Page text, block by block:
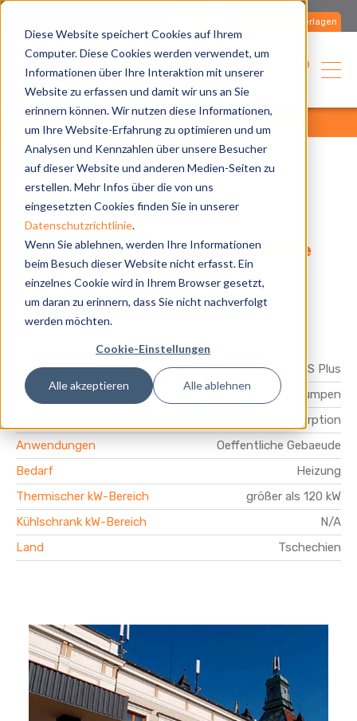
Diese Website speichert Cookies auf Ihrem
Computer. Diese Cookies werden verwendet, um
Informationen über Ihre Interaktion mit unserer
Website zu erfassen und damit wir uns an Sie
erinnern können. Wir nutzen diese Informationen,
um Ihre Website-Erfahrung zu optimieren und um
Analysen und Kennzahlen über unsere Besucher
auf dieser Website und anderen Medien-Seiten zu
erstellen. Mehr Infos über die von uns
eingesetzten Cookies finden Sie in unserer
Datenschutzrichtlinie.
Wenn Sie ablehnen, werden Ihre Informationen
beim Besuch dieser Website nicht erfasst. Ein
einzelnes Cookie wird in Ihrem Browser gesetzt,
um daran zu erinnern, dass Sie nicht nachverfolgt
werden möchten.
Cookie-Einstellungen
Alle akzeptieren Alle ablehnen
Produktunterlagen
Deutsch
Nachrüstung mit
Erdwärmesonden für die
Heizungsanlage in einer Schule
mit 300 Kindern
Schule in Dolní Újezd
Produkt
GAHP GS Plus
Produktpalette
Gaswärmepumpen
Absorption
Anwendungen
Oeffentliche Gebaeude
Bedarf
Heizung
Thermischer kW-Bereich
größer als 120 kW
Kühlschrank kW-Bereich
N/A
Land
Tschechien